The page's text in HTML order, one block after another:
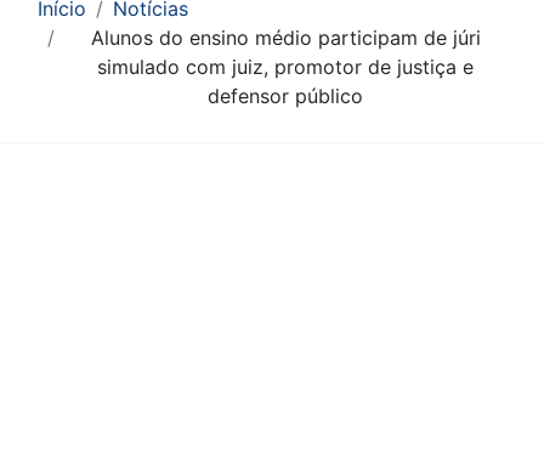
Início
Notícias
Alunos do ensino médio participam de júri
simulado com juiz, promotor de justiça e
defensor público